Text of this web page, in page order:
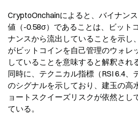
CryptoOnchainによると、バイナン
値（-0.58σ）であることは、ビット
ナンスから流出していることを示し
がビットコインを自己管理のウォレ
していることを意味すると解釈され
同時に、テクニカル指標（RSI 6.4、
のシグナルを示しており、建玉の高
ョートスクイーズリスクが依然とし
ている。